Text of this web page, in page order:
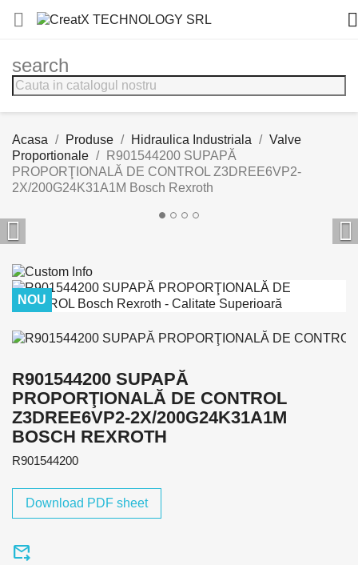
 
search
Acasa Produse Hidraulica Industriala
Valve
Proportionale
R901544200 SUPAPĂ
PROPORŢIONALĂ DE CONTROL Z3DREE6VP2-
2X/200G24K31A1M Bosch Rexroth
 
NOU
R901544200 SUPAPĂ
PROPORŢIONALĂ DE CONTROL
Z3DREE6VP2-2X/200G24K31A1M
BOSCH REXROTH
R901544200
Download PDF sheet
forward_to_inbox